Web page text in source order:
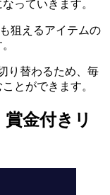
っていきます。
狙えるアイテムの
り替わるため、毎
とができます。
金付きリ